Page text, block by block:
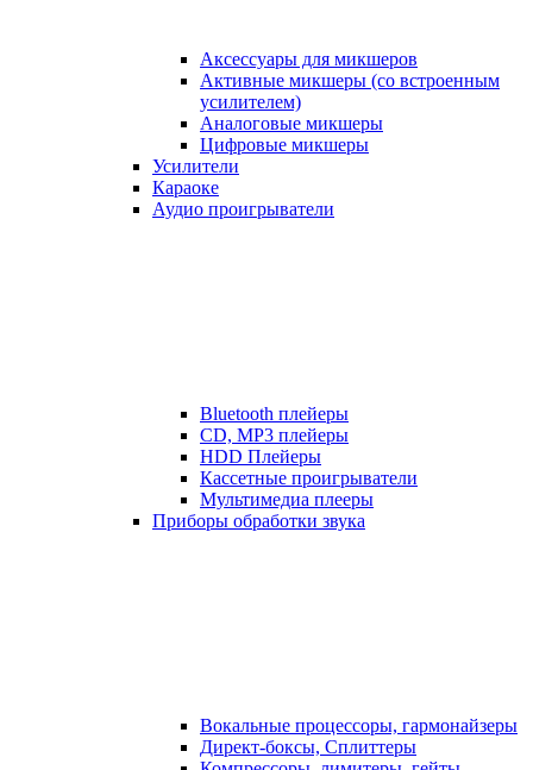
Аксессуары для микшеров
Активные микшеры (со встроенным
усилителем)
Аналоговые микшеры
Цифровые микшеры
Усилители
Караоке
Аудио проигрыватели
Bluetooth плейеры
CD, MP3 плейеры
HDD Плейеры
Кассетные проигрыватели
Мультимедиа плееры
Приборы обработки звука
Вокальные процессоры, гармонайзеры
Директ-боксы, Сплиттеры